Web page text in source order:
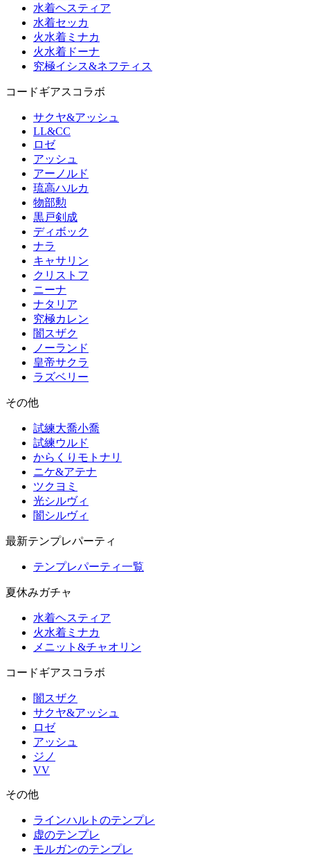
水着ヘスティア
水着セッカ
火水着ミナカ
火水着ドーナ
究極イシス&ネフティス
コードギアスコラボ
サクヤ&アッシュ
LL&CC
ロゼ
アッシュ
アーノルド
琉高ハルカ
物部勲
黒戸剣成
ディボック
ナラ
キャサリン
クリストフ
ニーナ
ナタリア
究極カレン
闇スザク
ノーランド
皇帝サクラ
ラズベリー
その他
試練大喬小喬
試練ウルド
からくりモトナリ
ニケ&アテナ
ツクヨミ
光シルヴィ
闇シルヴィ
最新テンプレパーティ
テンプレパーティ一覧
夏休みガチャ
水着ヘスティア
火水着ミナカ
メニット&チャオリン
コードギアスコラボ
闇スザク
サクヤ&アッシュ
ロゼ
アッシュ
ジノ
VV
その他
ラインハルトのテンプレ
虚のテンプレ
モルガンのテンプレ